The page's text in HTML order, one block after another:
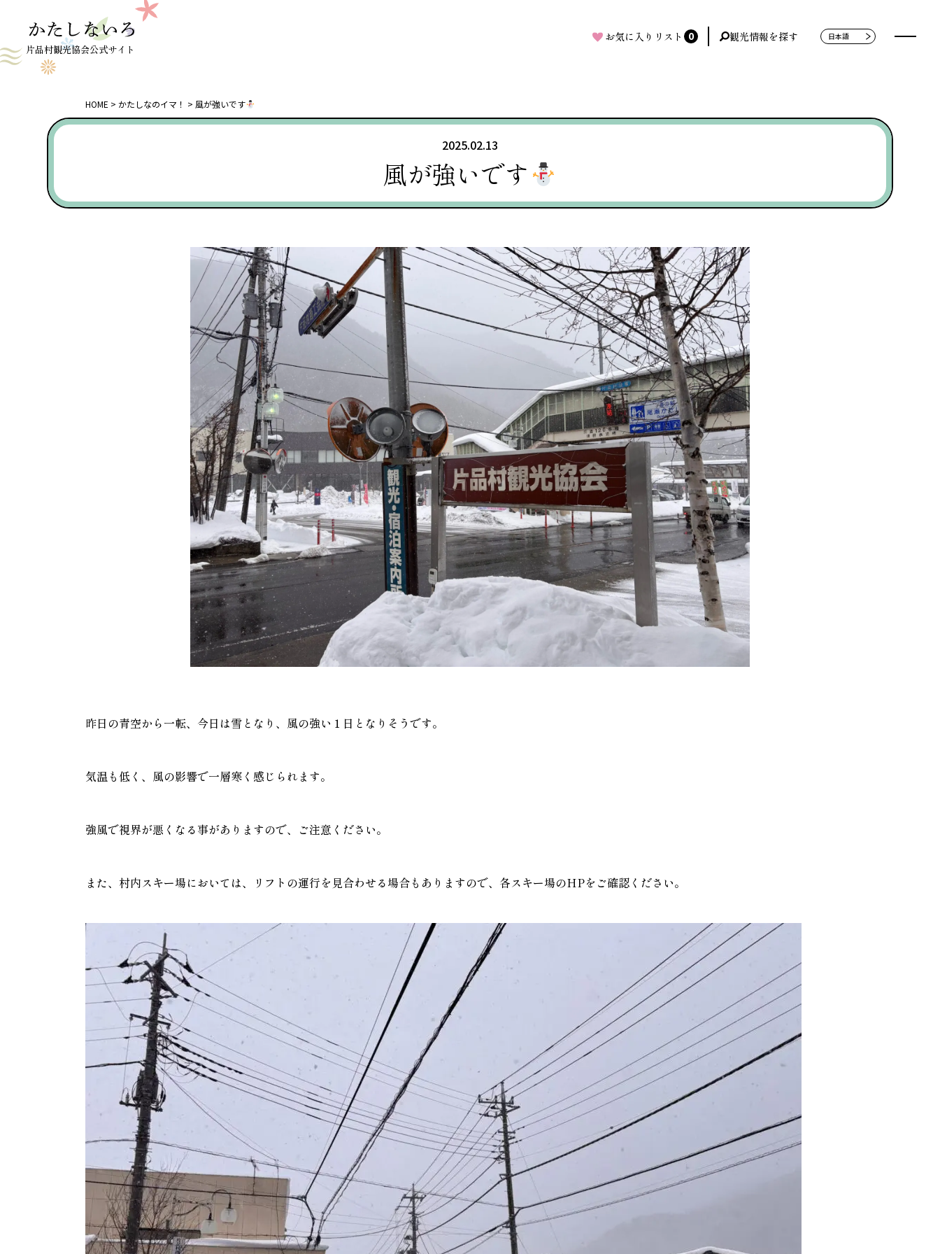
片品村観光協会公式サイト
お気に入りリスト 0 観光情報を探す
HOME かたしなのイマ！ 風が強いです
2025.02.13
風が強いです
昨日の青空から一転、今日は雪となり、風の強い１日となりそうです。
気温も低く、風の影響で一層寒く感じられます。
強風で視界が悪くなる事がありますので、ご注意ください。
また、村内スキー場においては、リフトの運行を見合わせる場合もありますので、各スキー場のHPをご確認ください。